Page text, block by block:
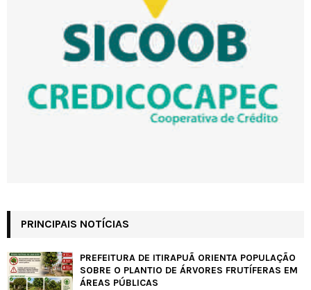
PRINCIPAIS NOTÍCIAS
PREFEITURA DE ITIRAPUÃ ORIENTA POPULAÇÃO
SOBRE O PLANTIO DE ÁRVORES FRUTÍFERAS EM
ÁREAS PÚBLICAS